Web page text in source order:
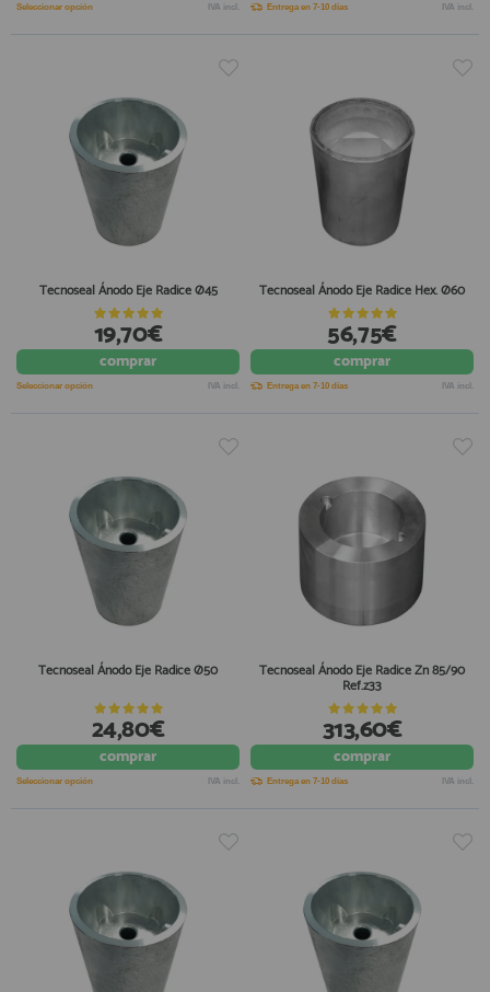
Seleccionar opción IVA incl. Entrega en 7-10 días IVA incl.
Tecnoseal Ánodo Eje Radice Ø45
19,70€
comprar
Seleccionar opción IVA incl.
Tecnoseal Ánodo Eje Radice Hex. Ø60
56,75€
comprar
Entrega en 7-10 días IVA incl.
Tecnoseal Ánodo Eje Radice Ø50
24,80€
comprar
Seleccionar opción IVA incl.
Tecnoseal Ánodo Eje Radice Zn 85/90
Ref.z33
313,60€
comprar
Entrega en 7-10 días IVA incl.